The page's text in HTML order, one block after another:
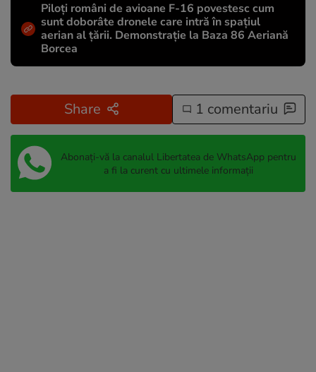
Piloți români de avioane F-16 povestesc cum
sunt doborâte dronele care intră în spațiul
aerian al țării. Demonstrație la Baza 86 Aeriană
Borcea
Share 1 comentariu
Abonați-vă la canalul Libertatea de WhatsApp pentru
a fi la curent cu ultimele informații